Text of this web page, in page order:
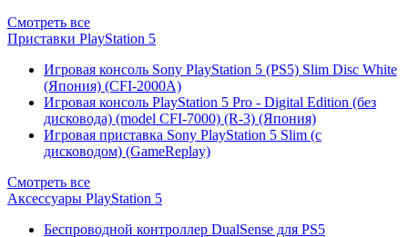
Смотреть все
Приставки PlayStation 5
Игровая консоль Sony PlayStation 5 (PS5) Slim Disc White
(Япония) (CFI-2000A)
Игровая консоль PlayStation 5 Pro - Digital Edition (без
дисковода) (model CFI-7000) (R-3) (Япония)
Игровая приставка Sony PlayStation 5 Slim (с
дисководом) (GameReplay)
Смотреть все
Аксессуары PlayStation 5
Беспроводной контроллер DualSense для PS5